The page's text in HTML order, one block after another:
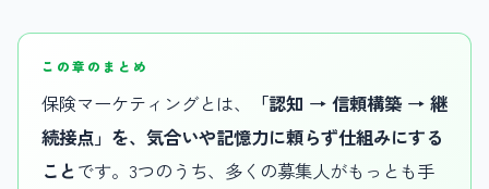
この章のまとめ
保険マーケティングとは、
「認知 → 信頼構築 → 継
続接点」を、気合いや記憶力に頼らず仕組みにする
ことです。3つのうち、多くの募集人がもっとも手